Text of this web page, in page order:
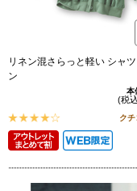
リネン混さらっと軽い シャ
ン
本
(税
ク